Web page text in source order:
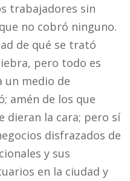
trabajadores sin
no cobró ninguno.
de qué se trató
pero todo es
un medio de
amén de los que
dieran la cara; pero sí
disfrazados de
y sus
en la ciudad y